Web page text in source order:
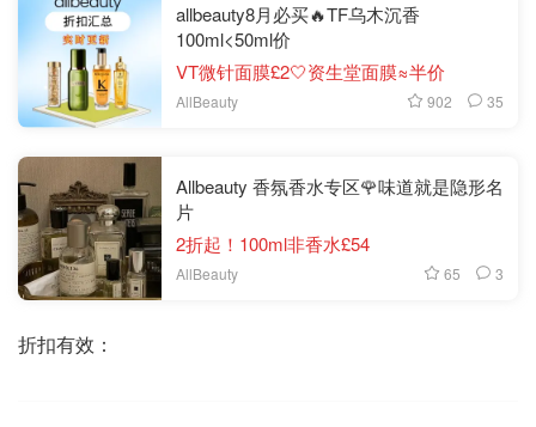
allbeauty8月必买🔥TF乌木沉香
100ml<50ml价
VT微针面膜£2🤍资生堂面膜≈半价
AllBeauty 902 35
Allbeauty 香氛香水专区🌹味道就是隐形名
片
2折起！100ml非香水£54
AllBeauty 65 3
折扣有效：